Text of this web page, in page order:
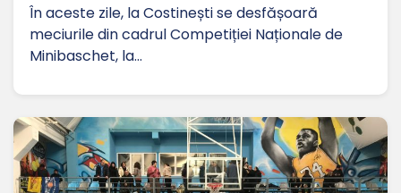
În aceste zile, la Costinești se desfășoară
meciurile din cadrul Competiției Naționale de
Minibaschet, la…